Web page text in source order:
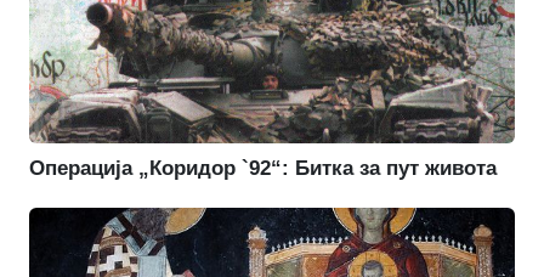
Операција „Коридор `92“: Битка за пут живота